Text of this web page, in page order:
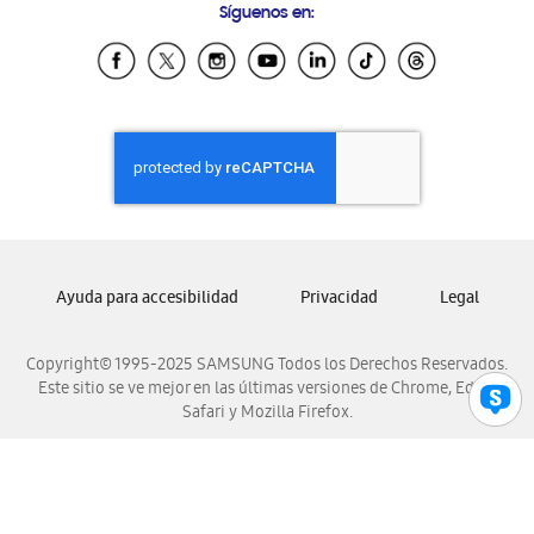
Samsung Ecuador
Samsung El Salvador
Samsung Honduras
Samsung Nicaragua
Samsung Panamá
Samsung Venezuela
Síguenos en:
Copyright© 1995-2025 SAMSUNG Todos los Derechos Reservados.
Este sitio se ve mejor en las últimas versiones de Chrome, Edge,
Safari y Mozilla Firefox.
Ayuda para accesibilidad Privacidad Legal